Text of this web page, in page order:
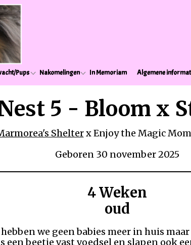
Pups Nakomelingen In Memoriam Algemene
5 - Bloom x
Shelterx ​Enjoy the Magic
Geboren 30 november 2025
4 Weken
oud
we geen babies meer in huis
beetje vast voedsel en slapen ook